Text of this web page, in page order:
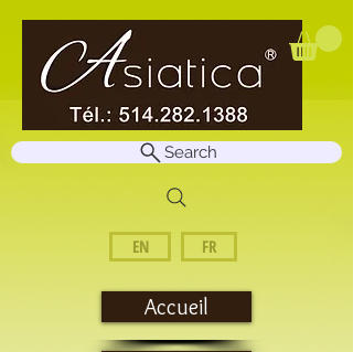
EN FR
Search
Accueil